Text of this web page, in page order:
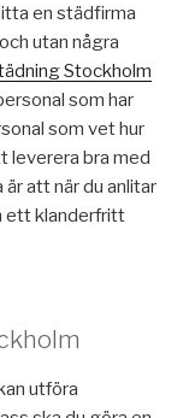
en städfirma
utan några
Stockholm
som har
som vet hur
leverera bra med
att när du anlitar
ett klanderfritt
utföra